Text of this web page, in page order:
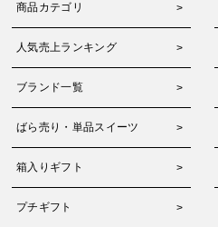
商品カテゴリ
人気売上ランキング
ブランド一覧
ばら売り・単品スイーツ
箱入りギフト
プチギフト